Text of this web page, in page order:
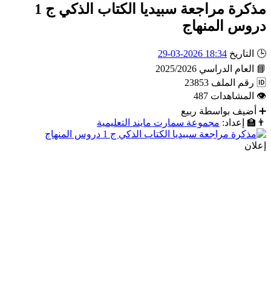
مذكرة مراجعة سبيديا الكتاب الذكي ج 1
دروس المنهاج
🕒 التاريخ 18:34 2026-03-29
📘
العام الدراسي 2025/2026
🆔 رقم الملف 23853
👁
المشاهدات 487
➕
أضيف بواسطة ربيع
👨‍🏫
إعداد: مجموعة سمارت مايند التعليمية
إعلان